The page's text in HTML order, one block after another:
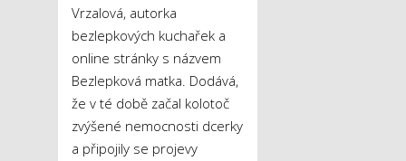
Vrzalová, autorka
bezlepkových kuchařek a
online stránky s názvem
Bezlepková matka. Dodává,
že v té době začal kolotoč
zvýšené nemocnosti dcerky
a připojily se projevy